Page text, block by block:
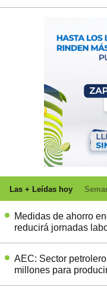
Las + Leídas hoy
Medidas de ahorro
reducirá jornadas
AEC: Sector
millones para